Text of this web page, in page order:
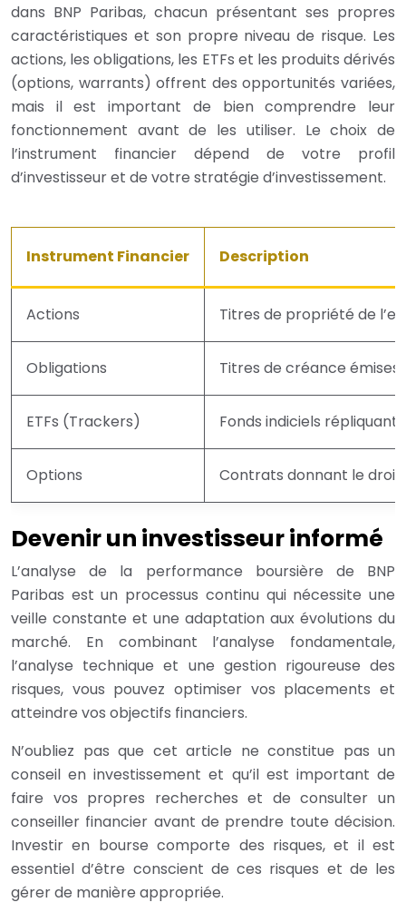
dans BNP Paribas, chacun présentant ses propres
caractéristiques et son propre niveau de risque. Les
actions, les obligations, les ETFs et les produits dérivés
(options, warrants) offrent des opportunités variées,
mais il est important de bien comprendre leur
fonctionnement avant de les utiliser. Le choix de
l’instrument financier dépend de votre profil
d’investisseur et de votre stratégie d’investissement.
Instrument Financier Description
Actions Titres de propriété de
Obligations Titres de créance émises
ETFs (Trackers) Fonds indiciels
Options Contrats donnant le droit
Devenir un investisseur informé
L’analyse de la performance boursière de BNP
Paribas est un processus continu qui nécessite une
veille constante et une adaptation aux évolutions du
marché. En combinant l’analyse fondamentale,
l’analyse technique et une gestion rigoureuse des
risques, vous pouvez optimiser vos placements et
atteindre vos objectifs financiers.
N’oubliez pas que cet article ne constitue pas un
conseil en investissement et qu’il est important de
faire vos propres recherches et de consulter un
conseiller financier avant de prendre toute décision.
Investir en bourse comporte des risques, et il est
essentiel d’être conscient de ces risques et de les
gérer de manière appropriée.